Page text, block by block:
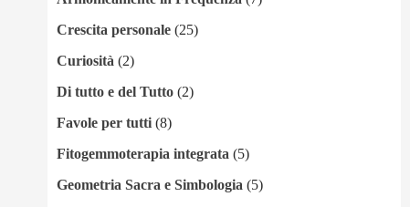
Crescita personale(25)
Curiosità(2)
Di tutto e del Tutto(2)
Favole per tutti(8)
Fitogemmoterapia integrata(5)
Geometria Sacra e Simbologia(5)